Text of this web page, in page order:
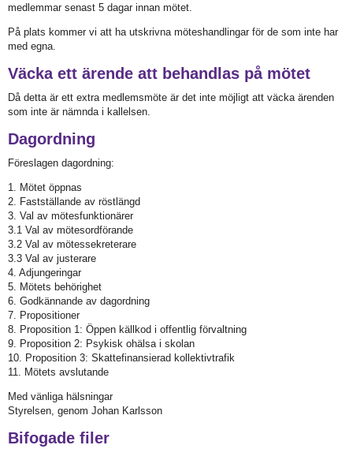
medlemmar senast 5 dagar innan mötet.
På plats kommer vi att ha utskrivna möteshandlingar för de som inte har
med egna.
Väcka ett ärende att behandlas på mötet
Då detta är ett extra medlemsmöte är det inte möjligt att väcka ärenden
som inte är nämnda i kallelsen.
Dagordning
Föreslagen dagordning:
1. Mötet öppnas
2. Fastställande av röstlängd
3. Val av mötesfunktionärer
3.1 Val av mötesordförande
3.2 Val av mötessekreterare
3.3 Val av justerare
4. Adjungeringar
5. Mötets behörighet
6. Godkännande av dagordning
7. Propositioner
8. Proposition 1: Öppen källkod i offentlig förvaltning
9. Proposition 2: Psykisk ohälsa i skolan
10. Proposition 3: Skattefinansierad kollektivtrafik
11. Mötets avslutande
Med vänliga hälsningar
Styrelsen, genom Johan Karlsson
Bifogade filer